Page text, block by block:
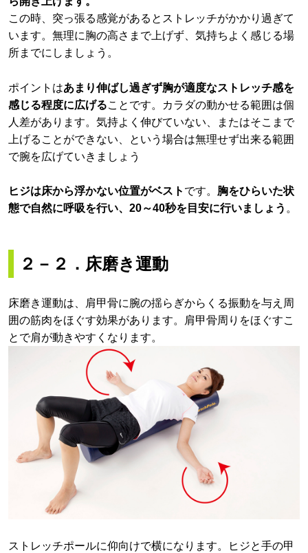
この時、突っ張る感覚があるとストレッチがかかり過ぎて
います。無理に胸の高さまで上げず、気持ちよく感じる場
所までにしましょう。
ポイントはあまり伸ばし過ぎず胸が適度なストレッチ感を
感じる程度に広げることです。カラダの動かせる範囲は個
人差があります。気持よく伸びていない、またはそこまで
上げることができない、という場合は無理せず出来る範囲
で腕を広げていきましょう
ヒジは床から浮かない位置がベスト です。 胸をひらいた状
態で自然に呼吸を行い、20～40秒を目安に行いましょう 。
２－２．床磨き運動
床磨き運動は、肩甲骨に腕の揺らぎからくる振動を与え周
囲の筋肉をほぐす効果があります。肩甲骨周りをほぐすこ
とで肩が動きやすくなります。
ストレッチポールに仰向けで横になります。ヒジと手の甲